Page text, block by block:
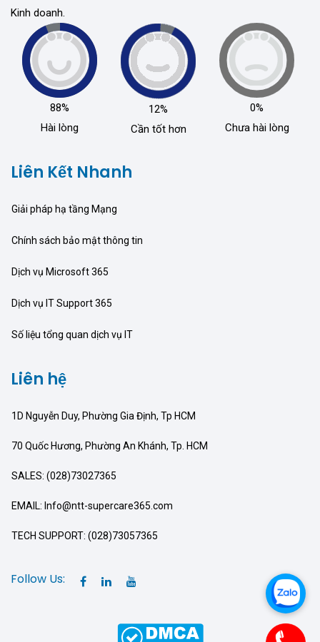
Kinh doanh.
88%
Hài lòng
12%
Cần tốt hơn
0%
Chưa hài lòng
Liên Kết Nhanh
Giải pháp hạ tầng Mạng
Chính sách bảo mật thông tin
Dịch vụ Microsoft 365
Dịch vụ IT Support 365
Số liệu tổng quan dịch vụ IT
Liên hệ
1D Nguyễn Duy, Phường Gia Định, Tp HCM
70 Quốc Hương, Phường An Khánh, Tp. HCM
SALES: (028)73027365
EMAIL: Info@ntt-supercare365.com
TECH SUPPORT: (028)73057365
Follow Us: